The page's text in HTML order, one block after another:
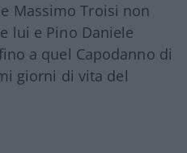
Massimo Troisi non
lui e Pino Daniele
a quel Capodanno di
giorni di vita del